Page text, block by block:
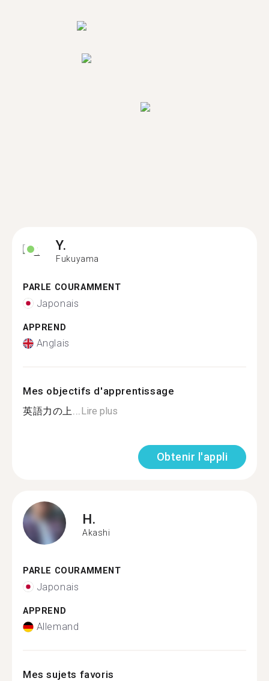
Y.
Fukuyama
PARLE COURAMMENT
Japonais
APPREND
Anglais
Mes objectifs d'apprentissage
英語力の上...Lire plus
Obtenir l'appli
H.
Akashi
PARLE COURAMMENT
Japonais
APPREND
Allemand
Mes sujets favoris